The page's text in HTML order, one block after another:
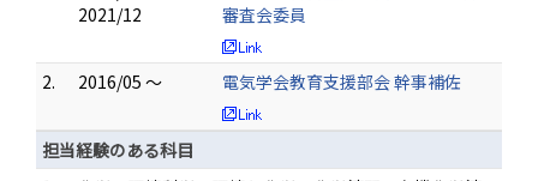
2021/12
審査会委員
2. 2016/05 ～ 電気学会教育支援部会 幹事補佐
担当経験のある科目